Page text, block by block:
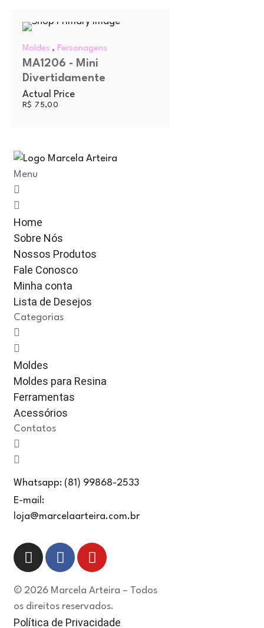
Moldes , Personagens
MA1206 - Mini
Divertidamente
Actual Price
R$ 75,00
Menu
Home
Sobre Nós
Nossos Produtos
Fale Conosco
Minha conta
Lista de Desejos
Categorias
Moldes
Moldes para Resina
Ferramentas
Acessórios
Contatos
Whatsapp: (81) 99868-2533
E-mail:
loja@marcelaarteira.com.br
© 2026 Marcela Arteira – Todos
os direitos reservados.
Política de Privacidade